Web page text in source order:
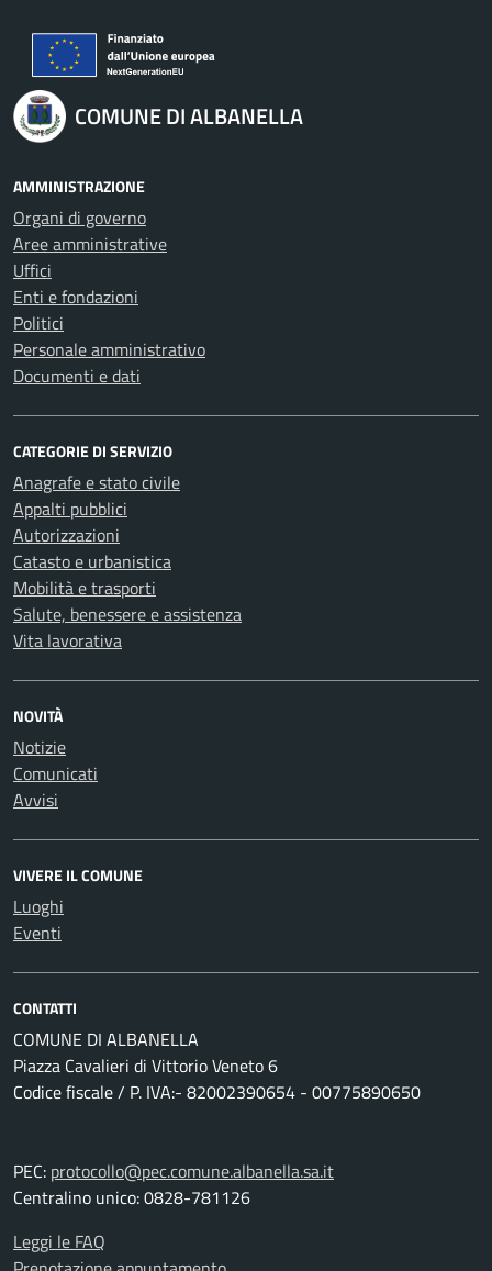
COMUNE DI ALBANELLA
AMMINISTRAZIONE
Organi di governo
Aree amministrative
Uffici
Enti e fondazioni
Politici
Personale amministrativo
Documenti e dati
CATEGORIE DI SERVIZIO
Anagrafe e stato civile
Appalti pubblici
Autorizzazioni
Catasto e urbanistica
Mobilità e trasporti
Salute, benessere e assistenza
Vita lavorativa
NOVITÀ
Notizie
Comunicati
Avvisi
VIVERE IL COMUNE
Luoghi
Eventi
CONTATTI
COMUNE DI ALBANELLA
Piazza Cavalieri di Vittorio Veneto 6
Codice fiscale / P. IVA:- 82002390654 - 00775890650
PEC: protocollo@pec.comune.albanella.sa.it
Centralino unico: 0828-781126
Leggi le FAQ